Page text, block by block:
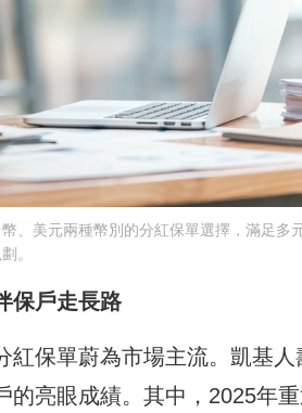
、美元兩種幣別的分紅保單選擇，滿足多
。
保戶走長路
紅保單蔚為市場主流。凱基人
亮眼成績。其中，2025年